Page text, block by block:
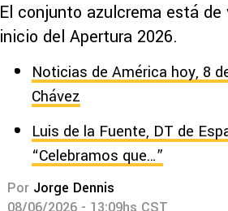
El conjunto azulcrema está
inicio del Apertura 2026.
Noticias de América hoy, 8
Chávez
Luis de la Fuente, DT de
“Celebramos que…”
Por Jorge Dennis